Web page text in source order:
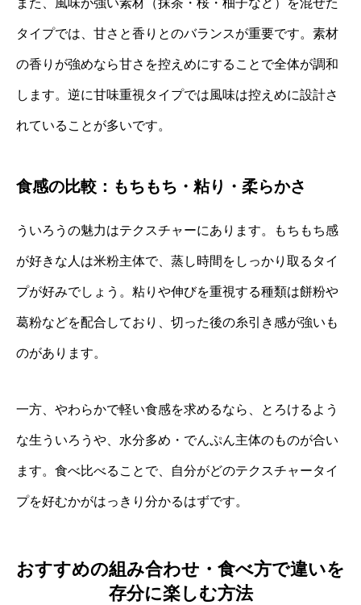
タイプでは、甘さと香りとのバランスが重要です。素材
の香りが強めなら甘さを控えめにすることで全体が調和
します。逆に甘味重視タイプでは風味は控えめに設計さ
れていることが多いです。
食感の比較：もちもち・粘り・柔らかさ
ういろうの魅力はテクスチャーにあります。もちもち感
が好きな人は米粉主体で、蒸し時間をしっかり取るタイ
プが好みでしょう。粘りや伸びを重視する種類は餅粉や
葛粉などを配合しており、切った後の糸引き感が強いも
のがあります。
一方、やわらかで軽い食感を求めるなら、とろけるよう
な生ういろうや、水分多め・でんぷん主体のものが合い
ます。食べ比べることで、自分がどのテクスチャータイ
プを好むかがはっきり分かるはずです。
おすすめの組み合わせ・食べ方で違いを
存分に楽しむ方法